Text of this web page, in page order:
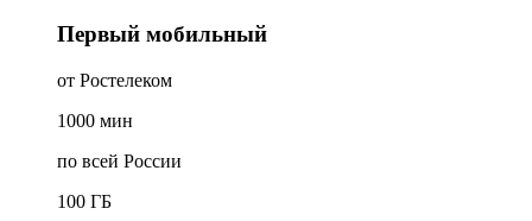
Первый мобильный
от Ростелеком
1000 мин
по всей России
100 ГБ